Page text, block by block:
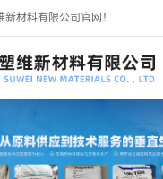
材料有限公司官网！